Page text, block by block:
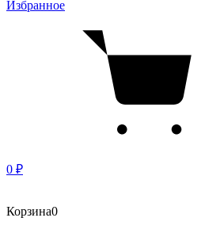
Избранное
0 ₽
Корзина0